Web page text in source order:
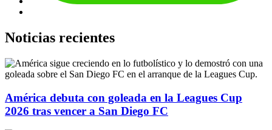
Noticias recientes
América debuta con goleada en la Leagues Cup
2026 tras vencer a San Diego FC